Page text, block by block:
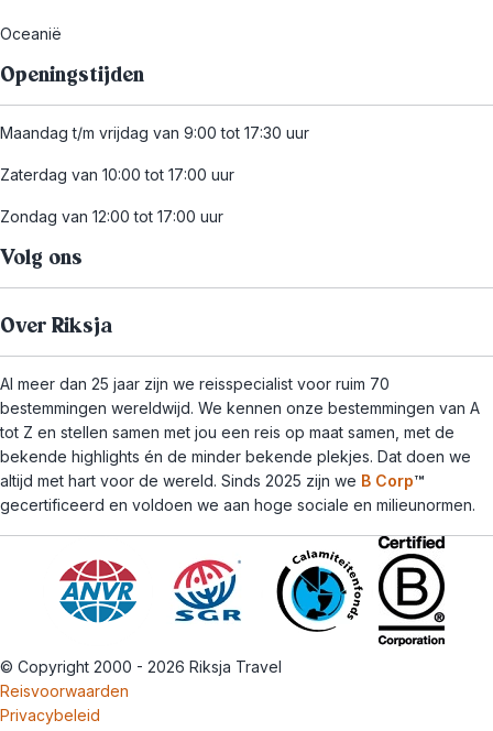
Oceanië
Openingstijden
Maandag t/m vrijdag van 9:00 tot 17:30 uur
Zaterdag van 10:00 tot 17:00 uur
Zondag van 12:00 tot 17:00 uur
Volg ons
Over Riksja
Al meer dan 25 jaar zijn we reisspecialist voor ruim 70
bestemmingen wereldwijd. We kennen onze bestemmingen van A
tot Z en stellen samen met jou een reis op maat samen, met de
bekende highlights én de minder bekende plekjes. Dat doen we
altijd met hart voor de wereld. Sinds 2025 zijn we B Corp™
gecertificeerd en voldoen we aan hoge sociale en milieunormen.
© Copyright 2000 - 2026 Riksja Travel
Reisvoorwaarden
Privacybeleid